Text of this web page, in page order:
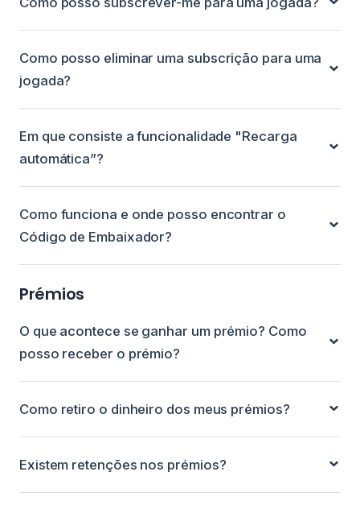
Como posso eliminar uma subscrição para uma
jogada?
Em que consiste a funcionalidade "Recarga
automática”?
Como funciona e onde posso encontrar o
Código de Embaixador?
Prémios
O que acontece se ganhar um prémio? Como
posso receber o prémio?
Como retiro o dinheiro dos meus prémios?
Existem retenções nos prémios?